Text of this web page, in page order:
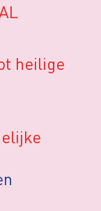
heilige